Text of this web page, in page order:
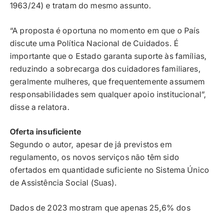
1963/24) e tratam do mesmo assunto.
“A proposta é oportuna no momento em que o País
discute uma Política Nacional de Cuidados. É
importante que o Estado garanta suporte às famílias,
reduzindo a sobrecarga dos cuidadores familiares,
geralmente mulheres, que frequentemente assumem
responsabilidades sem qualquer apoio institucional”,
disse a relatora.
Oferta insuficiente
Segundo o autor, apesar de já previstos em
regulamento, os novos serviços não têm sido
ofertados em quantidade suficiente no Sistema Único
de Assistência Social (Suas).
Dados de 2023 mostram que apenas 25,6% dos